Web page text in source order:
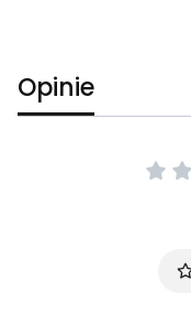
Opinie